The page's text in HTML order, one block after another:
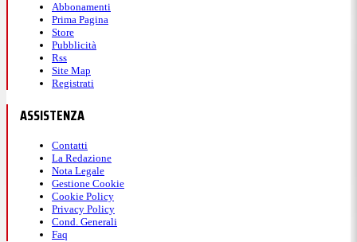
Abbonamenti
Prima Pagina
Store
Pubblicità
Rss
Site Map
Registrati
ASSISTENZA
Contatti
La Redazione
Nota Legale
Gestione Cookie
Cookie Policy
Privacy Policy
Cond. Generali
Faq